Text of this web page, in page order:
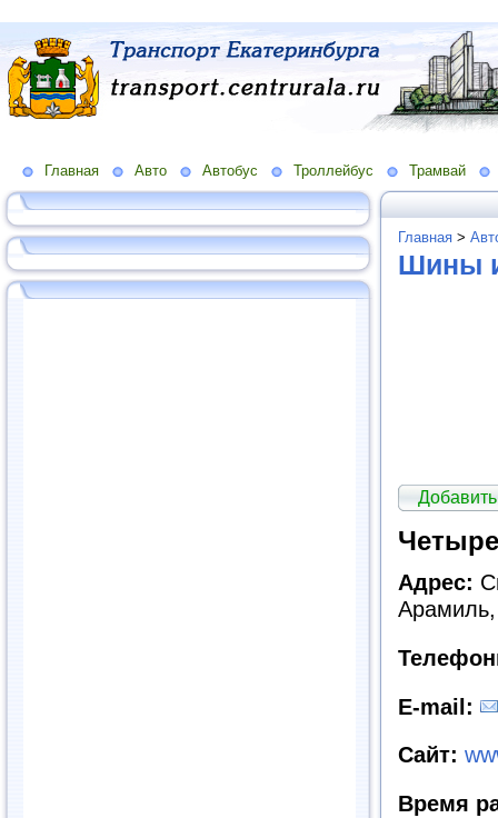
Главная Авто Автобус Троллейбус Трамвай
Главная >
Шины
Адрес:
Арамиль,
E-mail:
Сайт:
Время